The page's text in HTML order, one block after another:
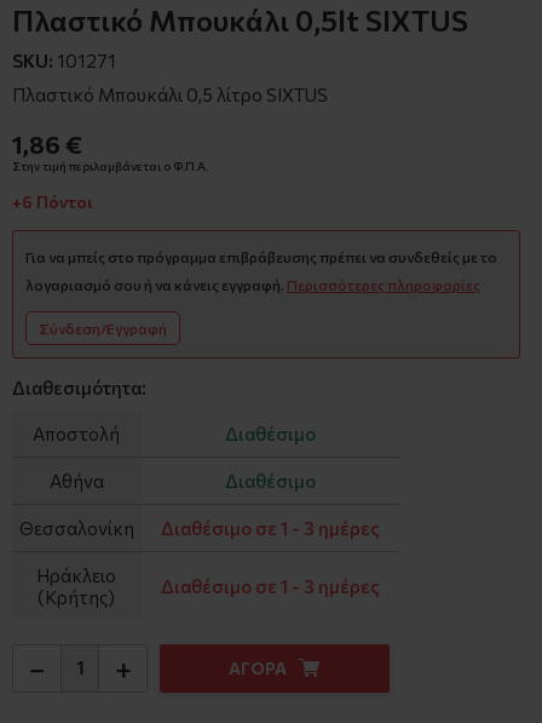
Πλαστικό Μπουκάλι 0,5lt SIXTUS
SKU: 101271
Πλαστικό Μπουκάλι 0,5 λίτρο SIXTUS
1,86 €
Στην τιμή περιλαμβάνεται ο Φ.Π.Α.
+6 Πόντοι
Για να μπείς στο πρόγραμμα επιβράβευσης πρέπει να συνδεθείς με το
λογαριασμό σου ή να κάνεις εγγραφή. Περισσότερες πληροφορίες
Σύνδεση/Εγγραφή
Διαθεσιμότητα:
Αποστολή Διαθέσιμο
Αθήνα Διαθέσιμο
Θεσσαλονίκη Διαθέσιμο σε 1 - 3 ημέρες
Ηράκλειο
(Κρήτης)
Διαθέσιμο σε 1 - 3 ημέρες
− + ΑΓΟΡΑ